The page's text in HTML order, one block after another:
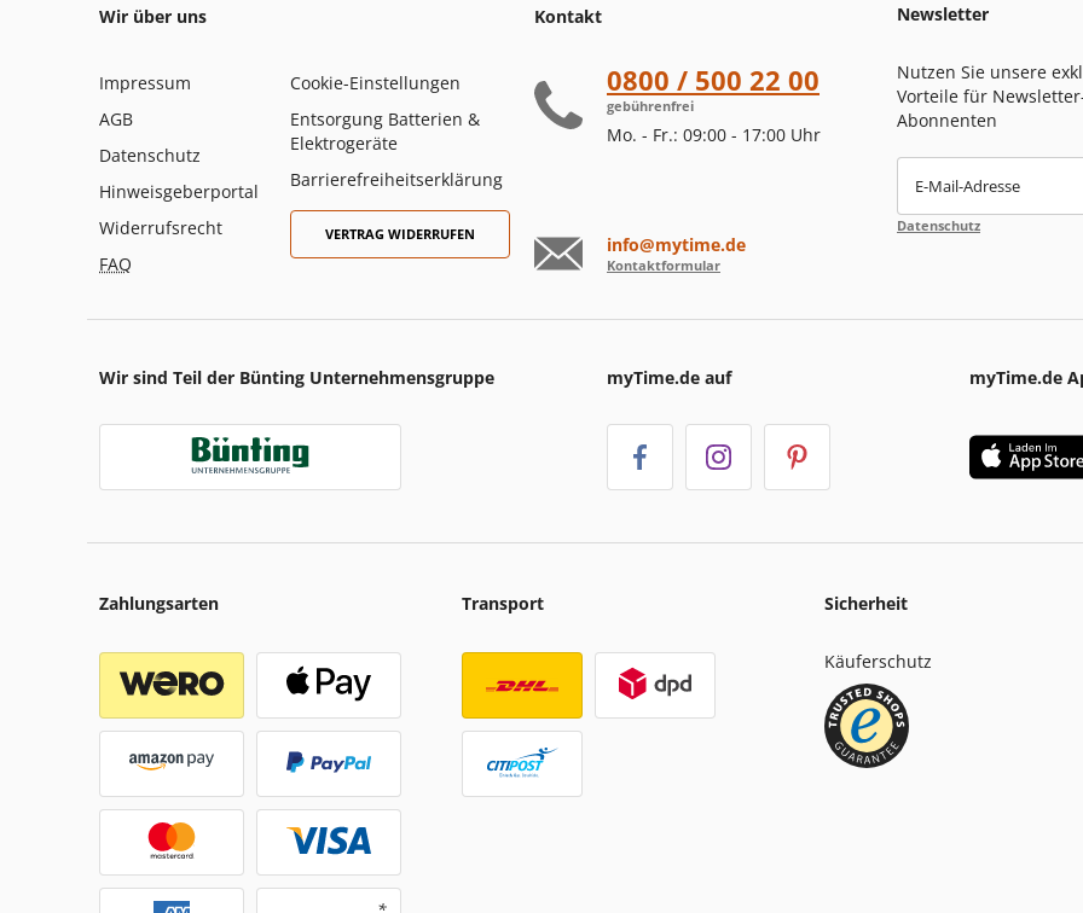
Wir über uns
Impressum
AGB
Datenschutz
Hinweisgeberportal
Widerrufsrecht
FAQ
Cookie-Einstellungen
Entsorgung Batterien &
Elektrogeräte
Barrierefreiheitserklärung
VERTRAG WIDERRUFEN
Kontakt
0800 / 500 22 00
gebührenfrei
Mo. - Fr.: 09:00 - 17:00 Uhr
info@mytime.de
Kontaktformular
Newsletter
Nutzen Sie unsere
Vorteile für
Abonnenten
E-Mail-Adresse
Datenschutz
Wir sind Teil der Bünting Unternehmensgruppe myTime.de auf myTime.de
Zahlungsarten Transport Sicherheit
Käuferschutz